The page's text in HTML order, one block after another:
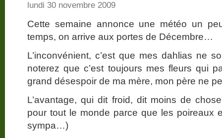
lundi 30 novembre 2009
Cette semaine annonce une météo un
temps, on arrive aux portes de Décembre…
L’inconvénient, c’est que mes dahlias ne
noterez que c’est toujours mes fleurs qui
grand désespoir de ma mère, mon père ne
L’avantage, qui dit froid, dit moins de
pour tout le monde parce que les poireaux
sympa…)